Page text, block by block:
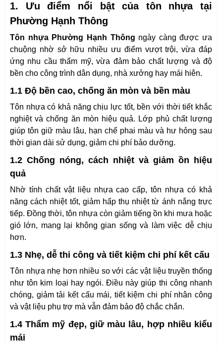
1. Ưu điểm nổi bật của tôn nhựa tại
Phường Hạnh Thông
Tôn nhựa Phường Hạnh Thông ngày càng được ưa
chuộng nhờ sở hữu nhiều ưu điểm vượt trội, vừa đáp
ứng nhu cầu thẩm mỹ, vừa đảm bảo chất lượng và độ
bền cho công trình dân dụng, nhà xưởng hay mái hiên.
1.1 Độ bền cao, chống ăn mòn và bền màu
Tôn nhựa có khả năng chịu lực tốt, bền với thời tiết khắc
nghiệt và chống ăn mòn hiệu quả. Lớp phủ chất lượng
giúp tôn giữ màu lâu, hạn chế phai màu và hư hỏng sau
thời gian dài sử dụng, giảm chi phí bảo dưỡng.
1.2 Chống nóng, cách nhiệt và giảm ồn hiệu
quả
Nhờ tính chất vật liệu nhựa cao cấp, tôn nhựa có khả
năng cách nhiệt tốt, giảm hấp thụ nhiệt từ ánh nắng trực
tiếp. Đồng thời, tôn nhựa còn giảm tiếng ồn khi mưa hoặc
gió lớn, mang lại không gian sống và làm việc dễ chịu
hơn.
1.3 Nhẹ, dễ thi công và tiết kiệm chi phí kết cấu
Tôn nhựa nhẹ hơn nhiều so với các vật liệu truyền thống
như tôn kim loại hay ngói. Điều này giúp thi công nhanh
chóng, giảm tải kết cấu mái, tiết kiệm chi phí nhân công
và vật liệu phụ trợ mà vẫn đảm bảo độ chắc chắn.
1.4 Thẩm mỹ đẹp, giữ màu lâu, hợp nhiều kiểu
mái